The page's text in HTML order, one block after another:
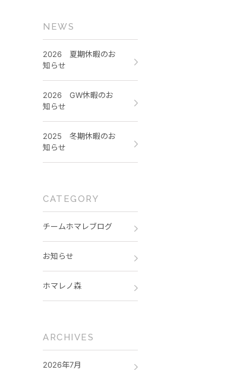
NEWS
2026 夏期休暇のお
知らせ
2026 GW休暇のお
知らせ
2025 冬期休暇のお
知らせ
CATEGORY
チームホマレブログ
お知らせ
ホマレノ森
ARCHIVES
2026年7月